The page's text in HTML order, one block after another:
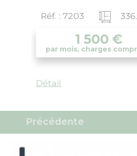
1 500 €
par mois, charges
Réf. : 7203
Détail
Précédente